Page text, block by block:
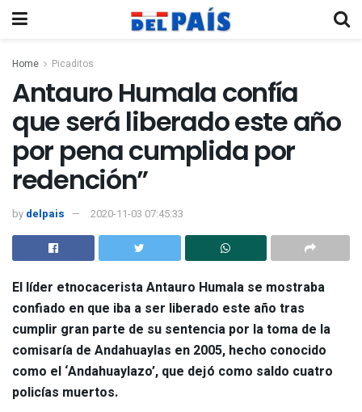
Home Picaditos
Antauro Humala confía
que será liberado este año
por pena cumplida por
redención”
by delpais 2020-11-03 07:45:33
El líder etnocacerista Antauro Humala se mostraba
confiado en que iba a ser liberado este año tras
cumplir gran parte de su sentencia por la toma de la
comisaría de Andahuaylas en 2005, hecho conocido
como el ‘Andahuaylazo’, que dejó como saldo cuatro
policías muertos.